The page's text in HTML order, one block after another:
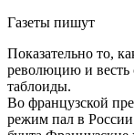
Газеты пишут
Показательно то,
революцию и
таблоиды.
Во французской
режим пал в России